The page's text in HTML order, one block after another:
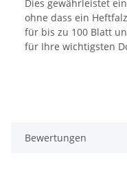
Dies gewährleistet
ohne dass ein
für bis zu 100 Blatt
für Ihre wichtigsten
Bewertungen